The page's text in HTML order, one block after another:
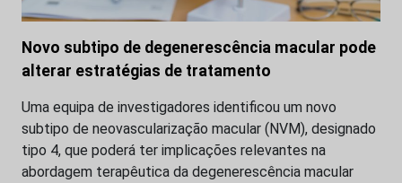
Novo subtipo de degenerescência macular pode
alterar estratégias de tratamento
Uma equipa de investigadores identificou um novo
subtipo de neovascularização macular (NVM), designado
tipo 4, que poderá ter implicações relevantes na
abordagem terapêutica da degenerescência macular